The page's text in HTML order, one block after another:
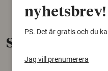
Senaste nytt
nyhetsbrev!
PS. Det är gratis och du
Jag vill prenumerera